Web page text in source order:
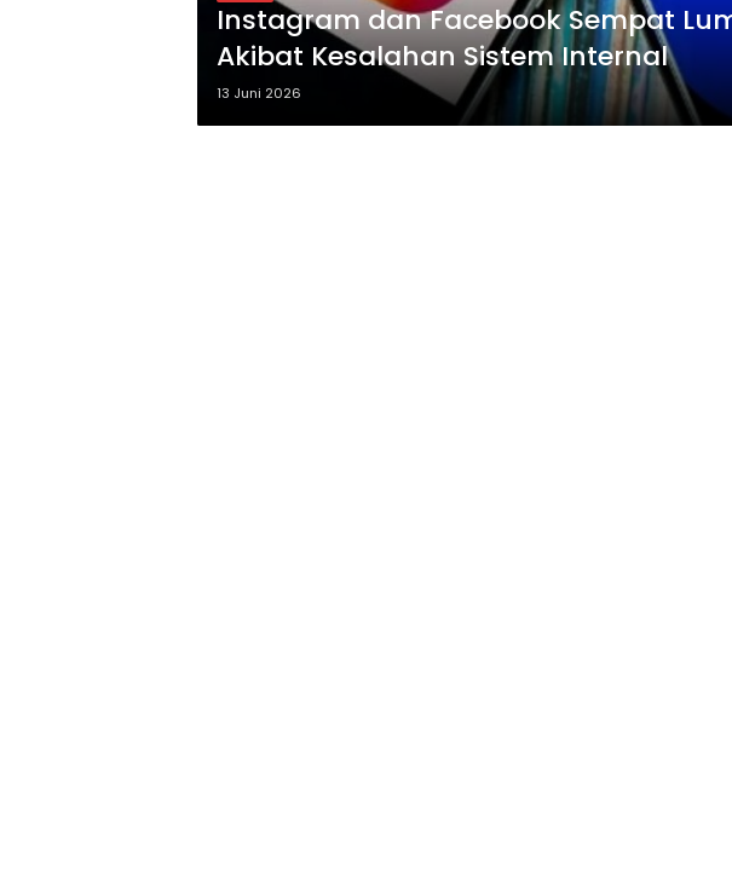
Instagram dan Facebook Sempat
Akibat Kesalahan Sistem Internal
13 Juni 2026